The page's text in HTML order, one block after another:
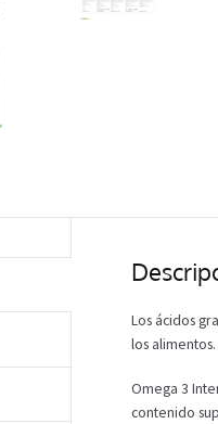
Los ácidos
los alimentos.
Omega 3
contenido